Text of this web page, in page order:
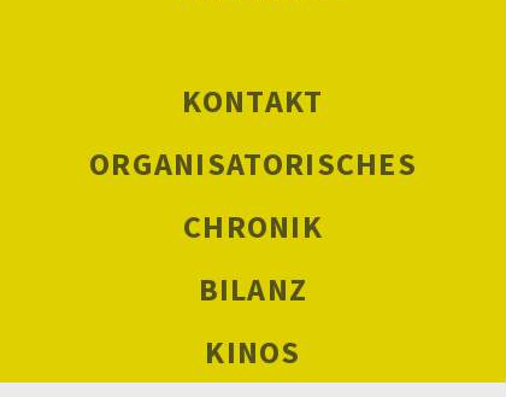
KONTAKT
ORGANISATORISCHES
CHRONIK
BILANZ
KINOS